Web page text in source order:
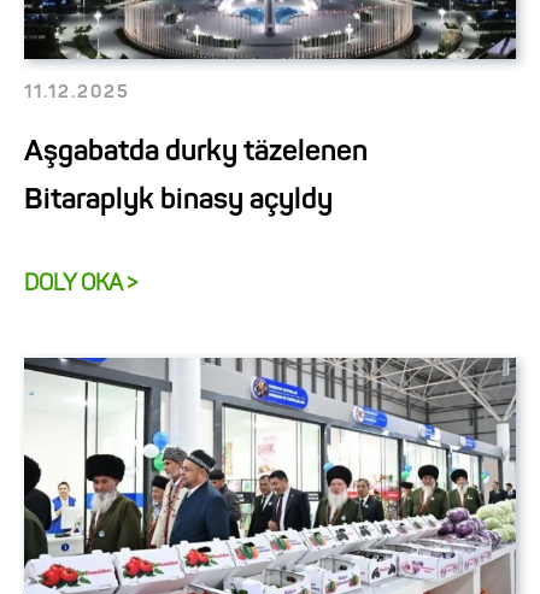
11.12.2025
Aşgabatda durky täzelenen
Bitaraplyk binasy açyldy
DOLY OKA >